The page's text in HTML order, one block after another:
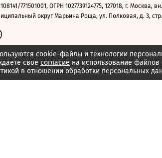
cookie-файлы и технологии
свое согласие на использование файлов
в отношении обработки персональных
771501001, ОГРН 1027739124775, 127018, г. Москва,
округ Марьина Роща, ул. Полковая, д. 3, стр.